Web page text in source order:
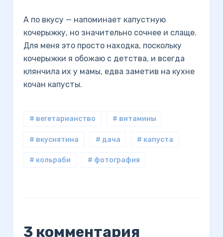
А по вкусу — напоминает капустную
кочерыжку, но значительно сочнее и слаще.
Для меня это просто находка, поскольку
кочерыжки я обожаю с детства, и всегда
клянчила их у мамы, едва заметив на кухне
кочан капусты.
# вегетарианство # витамины
# вкуснятина # дача # капуста
# кольраби # фотография
3 комментария